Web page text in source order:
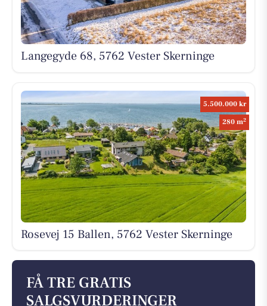
Langegyde 68, 5762 Vester Skerninge
5.500.000 kr
280 m2
Rosevej 15 Ballen, 5762 Vester Skerninge
FÅ TRE GRATIS
SALGSVURDERINGER